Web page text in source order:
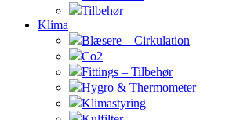
Tilbehør
Klima
Blæsere – Cirkulation
Co2
Fittings – Tilbehør
Hygro & Thermometer
Klimastyring